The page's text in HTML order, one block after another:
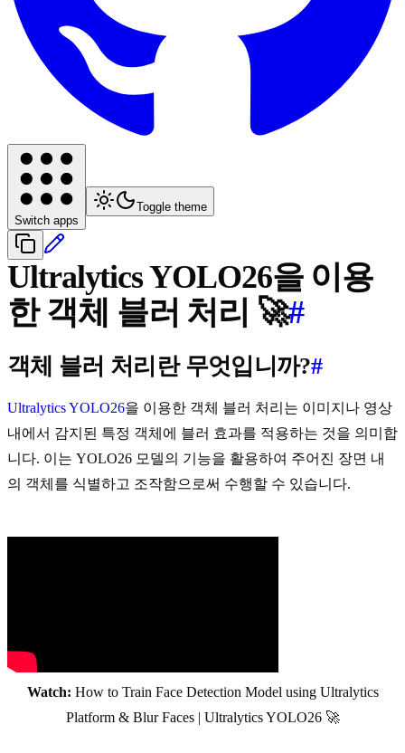
Switch apps
Toggle theme
Ultralytics YOLO26을 이용
한 객체 블러 처리 🚀#
객체 블러 처리란 무엇입니까?#
Ultralytics YOLO26을 이용한 객체 블러 처리는 이미지나 영상
내에서 감지된 특정 객체에 블러 효과를 적용하는 것을 의미합
니다. 이는 YOLO26 모델의 기능을 활용하여 주어진 장면 내
의 객체를 식별하고 조작함으로써 수행할 수 있습니다.
Watch: How to Train Face Detection Model using Ultralytics
Platform & Blur Faces | Ultralytics YOLO26 🚀